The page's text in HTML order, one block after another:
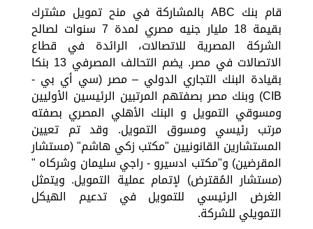
قام بنك ABC بالمشاركة في منح تمويل مشترك
بقيمة 18 مليار جنيه مصري لمدة 7 سنوات لصالح
الشركة المصرية للاتصالات، الرائدة في قطاع
الاتصالات في مصر. يضم التحالف المصرفي 13 بنكا
بقيادة البنك التجاري الدولي – مصر (سي أي بي -
CIB) وبنك مصر بصفتهم المرتبين الرئيسين الأوليين
ومسوقي التمويل و البنك الأهلي المصري بصفته
مرتب رئيسي ومسوق التمويل. وقد تم تعيين
المستشارين القانونيين "مكتب زكي هاشم" (مستشار
المقرضين) و"مكتب ادسيرو - راجي سليمان وشركاه "
(مستشار المُقترض) لإتمام عملية التمويل. ويتمثل
الغرض الرئيسي للتمويل في تدعيم الهيكل
التمويلي للشركة.